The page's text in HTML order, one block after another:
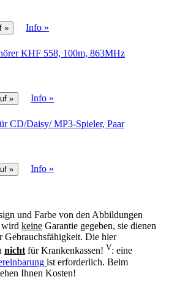
Info »
KHF 558, 100m, 863MHz
Info »
CD/Daisy/ MP3-Spieler, Paar
Info »
und Farbe von den Abbildungen
wird keine Garantie gegeben, sie dienen
Gebrauchsfähigkeit. Die hier
nichtfür Krankenkassen! V: eine
ist erforderlich. Beim
Ihnen Kosten!